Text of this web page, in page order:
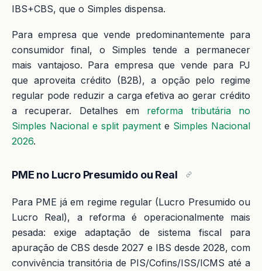
IBS+CBS, que o Simples dispensa.
Para empresa que vende predominantemente para
consumidor final, o Simples tende a permanecer
mais vantajoso. Para empresa que vende para PJ
que aproveita crédito (B2B), a opção pelo regime
regular pode reduzir a carga efetiva ao gerar crédito
a recuperar. Detalhes em reforma tributária no
Simples Nacional e split payment e Simples Nacional
2026.
PME no Lucro Presumido ou Real
Para PME já em regime regular (Lucro Presumido ou
Lucro Real), a reforma é operacionalmente mais
pesada: exige adaptação de sistema fiscal para
apuração de CBS desde 2027 e IBS desde 2028, com
convivência transitória de PIS/Cofins/ISS/ICMS até a